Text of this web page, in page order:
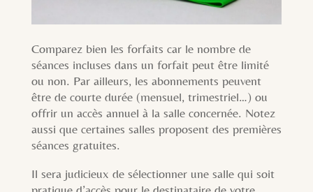
Comparez bien les forfaits car le nombre de
séances incluses dans un forfait peut être limité
ou non. Par ailleurs, les abonnements peuvent
être de courte durée (mensuel, trimestriel…) ou
offrir un accès annuel à la salle concernée. Notez
aussi que certaines salles proposent des premières
séances gratuites.
Il sera judicieux de sélectionner une salle qui soit